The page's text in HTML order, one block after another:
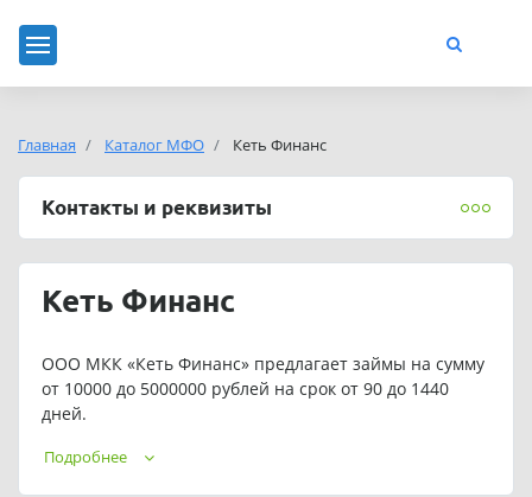
Главная Каталог МФО Кеть Финанс
Контакты и реквизиты
Кеть Финанс
ООО МКК «Кеть Финанс» предлагает займы на сумму
от 10000 до 5000000 рублей на срок от 90 до 1440
дней.
Для постоянных клиентов предусмотрены
Подробнее